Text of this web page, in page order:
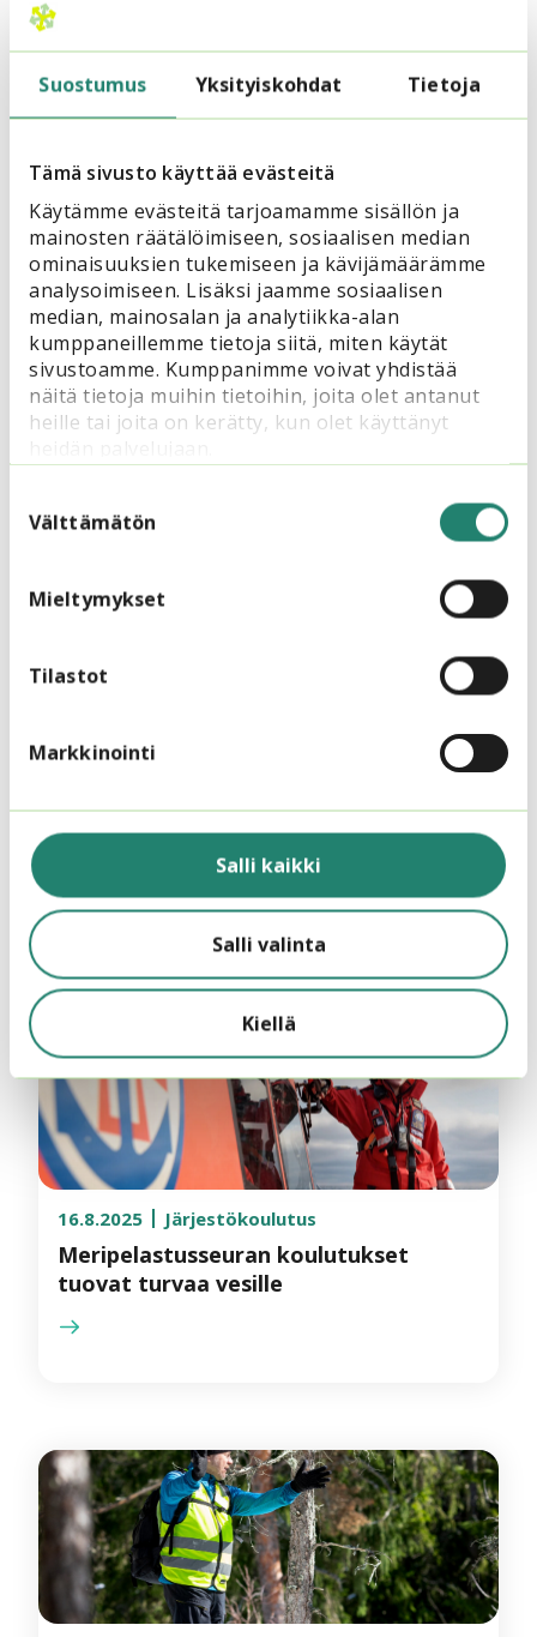
Suostumus Yksityiskohdat Tietoja
Tämä sivusto käyttää evästeitä
Käytämme evästeitä tarjoamamme sisällön ja
mainosten räätälöimiseen, sosiaalisen median
ominaisuuksien tukemiseen ja kävijämäärämme
analysoimiseen. Lisäksi jaamme sosiaalisen
median, mainosalan ja analytiikka-alan
kumppaneillemme tietoja siitä, miten käytät
sivustoamme. Kumppanimme voivat yhdistää
näitä tietoja muihin tietoihin, joita olet antanut
heille tai joita on kerätty, kun olet käyttänyt
valinta
Välttämätön
Mieltymykset
Tilastot
Markkinointi
Salli kaikki
Salli valinta
Kiellä
Lue myös
7.6.2025 Järjestökoulutus
Koulutukset rakentavat toimivampia
ja turvallisempia digitaitoja
Koulutetut vapaaehtoiset vahvistavat
16.8.2025 Järjestökoulutus
Meripelastusseuran koulutukset
tuovat turvaa vesille